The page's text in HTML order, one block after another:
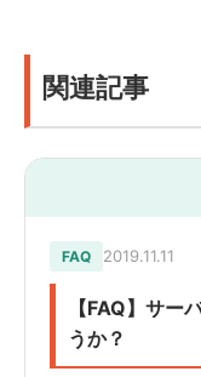
関連記事
FAQ 2019.11.11
【FAQ】サー
うか？